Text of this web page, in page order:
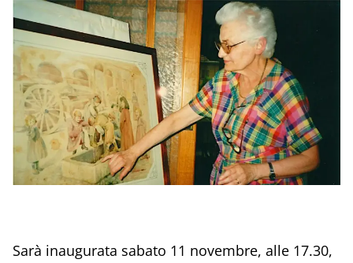
Sarà inaugurata sabato 11 novembre, alle 17.30,